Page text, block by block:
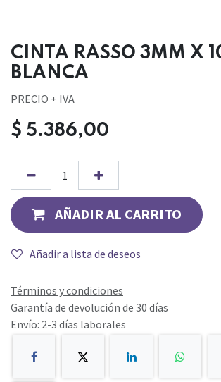
CINTA RASSO 3MM X
BLANCA
PRECIO + IVA
$ 5.386,00
AÑADIR AL CARRITO
Añadir a lista de deseos
Términos y condiciones
Garantía de devolución de 30 días
Envío: 2-3 días laborales